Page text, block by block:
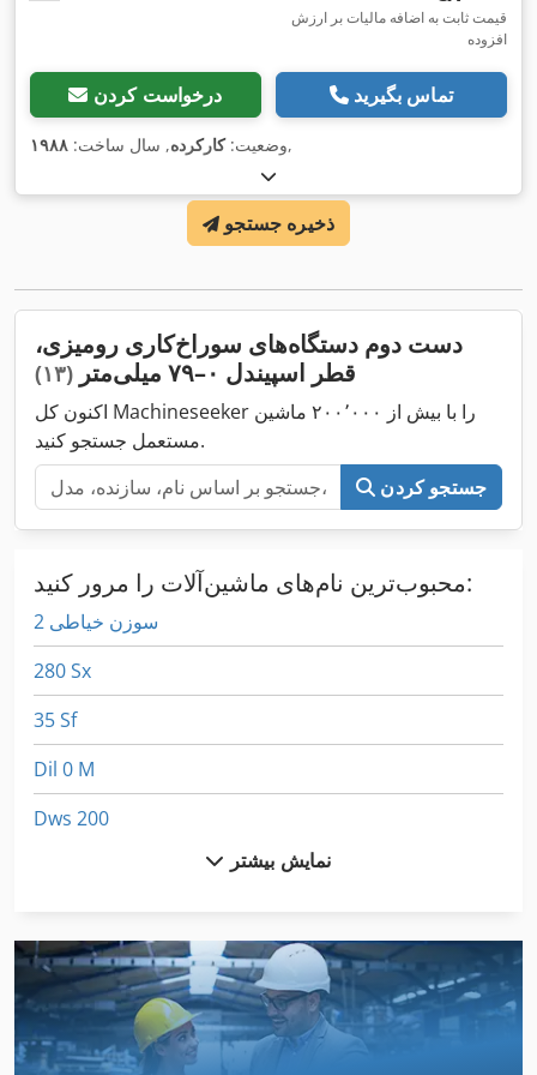
قیمت ثابت به اضافه مالیات بر ارزش
افزوده
درخواست کردن تماس بگیرید
وضعیت:کارکرده, سال ساخت: ۱۹۸۸ ,
ذخیره جستجو
دست دوم دستگاه‌های سوراخ‌کاری رومیزی،
قطر اسپیندل ۰–۷۹ میلی‌متر
(۱۳)
اکنون کل Machineseeker را با بیش از ۲۰۰٬۰۰۰ ماشین
مستعمل جستجو کنید.
جستجو کردن
محبوب‌ترین نام‌های ماشین‌آلات را مرور کنید:
2 سوزن خیاطی
280 Sx
35 Sf
Dil 0 M
Dws 200
International 1460
International 2674
International 433
نمایش بیشتر